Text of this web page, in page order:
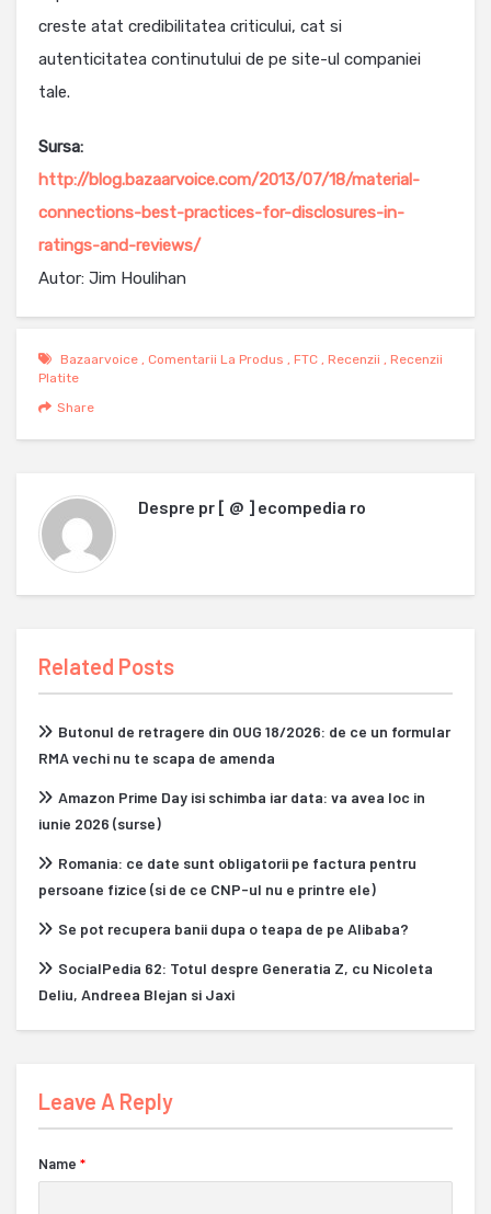
creste atat credibilitatea criticului, cat si
autenticitatea continutului de pe site-ul companiei
tale.
Sursa:
http://blog.bazaarvoice.com/2013/07/18/material-
connections-best-practices-for-disclosures-in-
ratings-and-reviews/
Autor: Jim Houlihan
Bazaarvoice , Comentarii La Produs , FTC , Recenzii , Recenzii
Platite
Share
Despre pr [ @ ] ecompedia ro
Related Posts
Butonul de retragere din OUG 18/2026: de ce un formular
RMA vechi nu te scapa de amenda
Amazon Prime Day isi schimba iar data: va avea loc in
iunie 2026 (surse)
Romania: ce date sunt obligatorii pe factura pentru
persoane fizice (si de ce CNP-ul nu e printre ele)
Se pot recupera banii dupa o teapa de pe Alibaba?
SocialPedia 62: Totul despre Generatia Z, cu Nicoleta
Deliu, Andreea Blejan si Jaxi
Leave A Reply
Name *